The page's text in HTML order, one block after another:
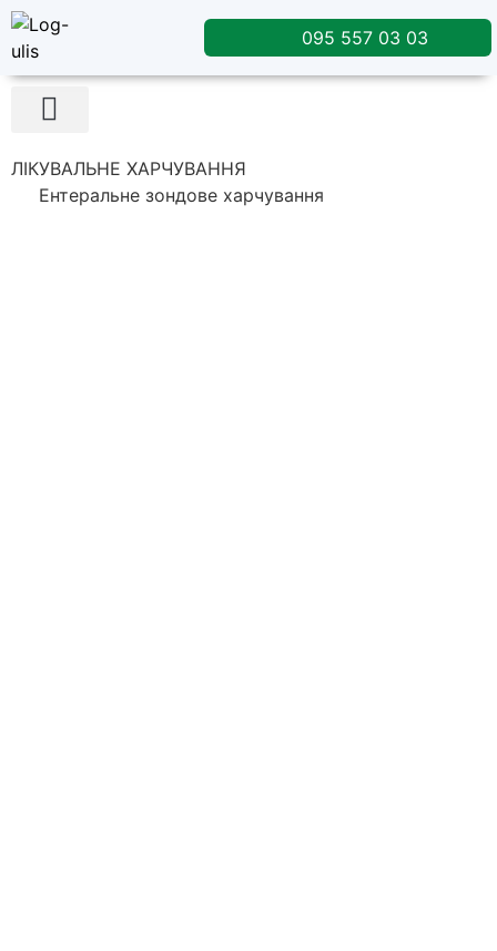
095 557 03 03
ЛІКУВАЛЬНЕ ХАРЧУВАННЯ
Ентеральне зондове харчування